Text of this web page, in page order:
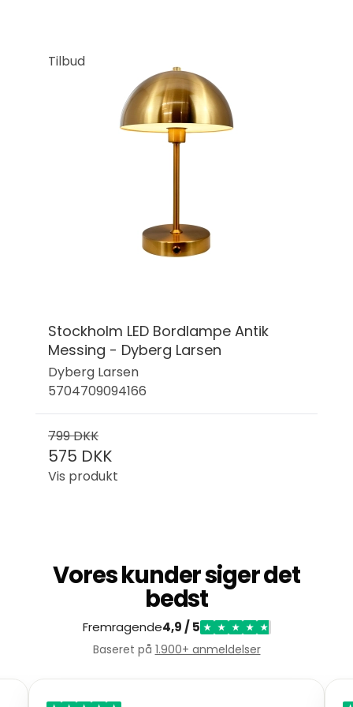
Tilbud
Stockholm LED Bordlampe Antik
Messing - Dyberg Larsen
Dyberg Larsen
5704709094166
799 DKK
575 DKK
Vis produkt
Vores kunder siger det
bedst
Fremragende4,9 / 5 ★ ★ ★ ★ ★
Baseret på 1.900+ anmeldelser